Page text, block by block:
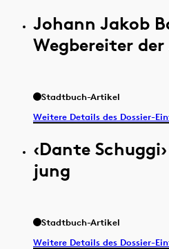
Johann Jakob
Wegbereiter
Stadtbuch-Artikel
Weitere Details des Dossier-
‹Dante
jung
Stadtbuch-Artikel
Weitere Details des Dossier-